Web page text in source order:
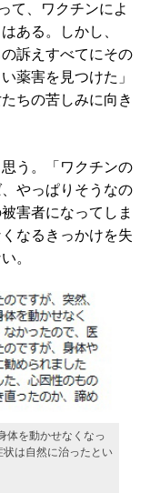
て、ワクチンによ
ある。しかし、
訴えすべてにその
薬害を見つけた」
ちの苦しみに向き
う。「ワクチンの
やっぱりそうなの
害者になってしま
なるきっかけを失
。
体を動かせなくなっ
は自然に治ったとい